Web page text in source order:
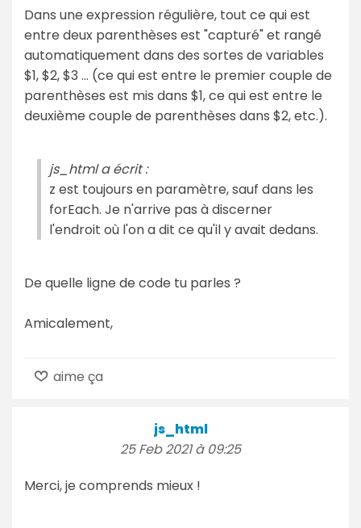
Dans une expression régulière, tout ce qui est
entre deux parenthèses est "capturé" et rangé
automatiquement dans des sortes de variables
$1, $2, $3 ... (ce qui est entre le premier couple de
parenthèses est mis dans $1, ce qui est entre le
deuxième couple de parenthèses dans $2, etc.).
js_html a écrit :
z est toujours en paramètre, sauf dans les
forEach. Je n'arrive pas à discerner
l'endroit où l'on a dit ce qu'il y avait dedans.
De quelle ligne de code tu parles ?
Amicalement,
aime ça
js_html
25 Feb 2021 à 09:25
Merci, je comprends mieux !